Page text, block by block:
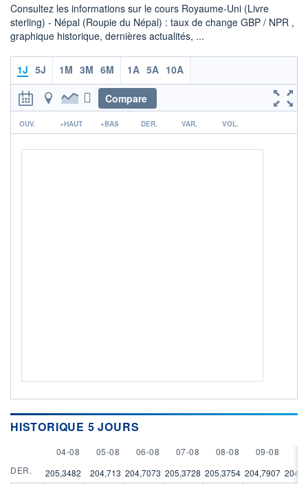
04h25
OUVERTURE
204,8460
CLÔTURE VEILLE
204,8494 204,7113
COTATION SPÉCIFIQUE
Consultez les informations sur le cours Royaume-Uni (Livre
sterling) - Népal (Roupie du Népal) : taux de change GBP / NPR ,
graphique historique, dernières actualités, ...
1J 5J 1M 3M 6M 1A 5A 10A
Compare
r
OUV. +HAUT +BAS DER. VAR. VOL.
HISTORIQUE 5 JOURS
4 AUGUST
04-08 5 AUGUST
05-08 6 AUGUST
06-08 7 AUGUST
07-08 8 AUGUST
08-08 9 AUGUST
09-08
DER.
205,3482 204,713 204,7073 205,3728 205,3754 204,7907